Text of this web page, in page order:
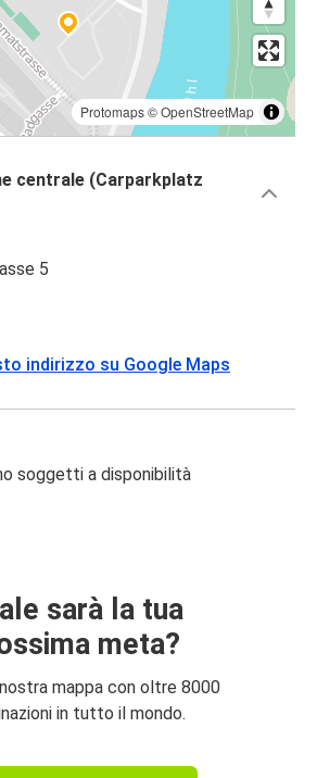
Protomaps©OpenStreetMap
centrale (Carparkplatz
5
indirizzo su Google Maps
soggetti a disponibilità
sarà la tua
meta?
mappa con oltre 8000
in tutto il mondo.